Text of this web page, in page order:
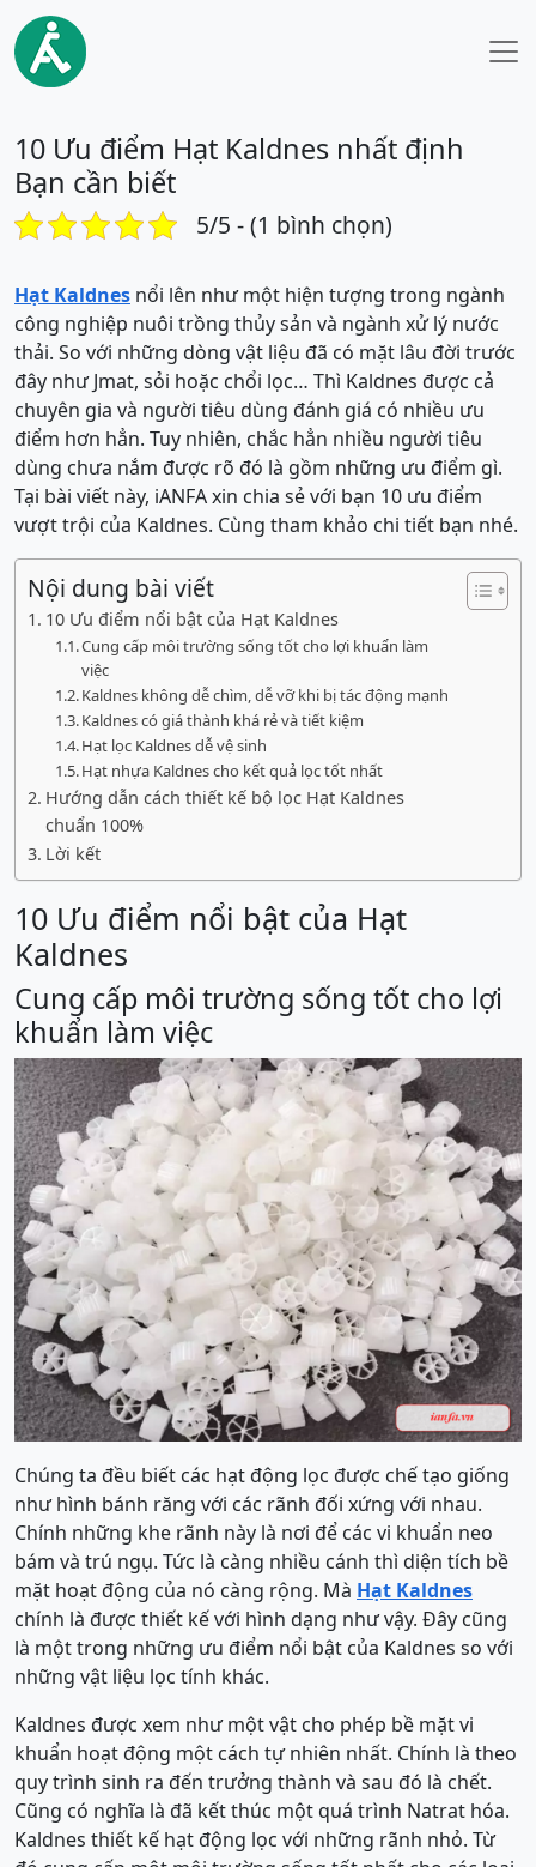
10 Ưu điểm Hạt Kaldnes nhất định
Bạn cần biết
5/5 - (1 bình chọn)
Hạt Kaldnes nổi lên như một hiện tượng trong ngành
công nghiệp nuôi trồng thủy sản và ngành xử lý nước
thải. So với những dòng vật liệu đã có mặt lâu đời trước
đây như Jmat, sỏi hoặc chổi lọc… Thì Kaldnes được cả
chuyên gia và người tiêu dùng đánh giá có nhiều ưu
điểm hơn hẳn. Tuy nhiên, chắc hẳn nhiều người tiêu
dùng chưa nắm được rõ đó là gồm những ưu điểm gì.
Tại bài viết này, iANFA xin chia sẻ với bạn 10 ưu điểm
vượt trội của Kaldnes. Cùng tham khảo chi tiết bạn nhé.
Nội dung bài viết
10 Ưu điểm nổi bật của Hạt Kaldnes
Cung cấp môi trường sống tốt cho lợi khuẩn làm
việc
Kaldnes không dễ chìm, dễ vỡ khi bị tác động mạnh
Kaldnes có giá thành khá rẻ và tiết kiệm
Hạt lọc Kaldnes dễ vệ sinh
Hạt nhựa Kaldnes cho kết quả lọc tốt nhất
Hướng dẫn cách thiết kế bộ lọc Hạt Kaldnes
chuẩn 100%
Lời kết
10 Ưu điểm nổi bật của Hạt
Kaldnes
Cung cấp môi trường sống tốt cho lợi
khuẩn làm việc
Chúng ta đều biết các hạt động lọc được chế tạo giống
như hình bánh răng với các rãnh đối xứng với nhau.
Chính những khe rãnh này là nơi để các vi khuẩn neo
bám và trú ngụ. Tức là càng nhiều cánh thì diện tích bề
mặt hoạt động của nó càng rộng. Mà Hạt Kaldnes
chính là được thiết kế với hình dạng như vậy. Đây cũng
là một trong những ưu điểm nổi bật của Kaldnes so với
những vật liệu lọc tính khác.
Kaldnes được xem như một vật cho phép bề mặt vi
khuẩn hoạt động một cách tự nhiên nhất. Chính là theo
quy trình sinh ra đến trưởng thành và sau đó là chết.
Cũng có nghĩa là đã kết thúc một quá trình Natrat hóa.
Kaldnes thiết kế hạt động lọc với những rãnh nhỏ. Từ